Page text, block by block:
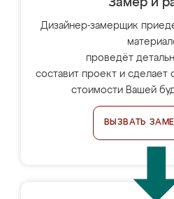
Замер и
Дизайнер-замерщик
проведёт
составит проект и сделает
стоимости Вашей
ВЫЗВАТЬ